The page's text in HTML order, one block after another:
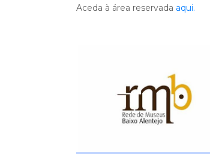
Aceda à área reservada aqui.